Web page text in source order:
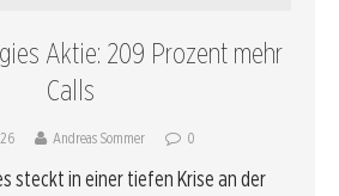
Aktie: 209 Prozent mehr
Calls
Andreas Sommer 0
steckt in einer tiefen Krise an der